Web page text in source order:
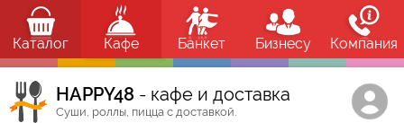
Каталог Кафе Банкет Бизнесу Компания
HAPPY48 - кафе и доставка
Суши, роллы, пицца с доставкой.